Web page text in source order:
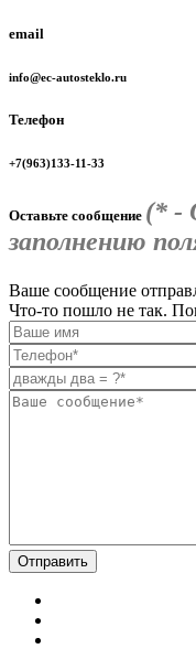
email
info@ec-autosteklo.ru
Телефон
+7(963)133-11-33
Оставьте сообщение (* -
заполнению
Ваше сообщение
Что-то пошло не так.